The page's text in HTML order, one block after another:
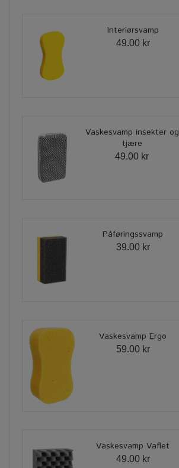
Interiørsvamp
49.00 kr
Vaskesvamp insekter og
tjære
49.00 kr
Påføringssvamp
39.00 kr
Vaskesvamp Ergo
59.00 kr
Vaskesvamp Vaflet
49.00 kr